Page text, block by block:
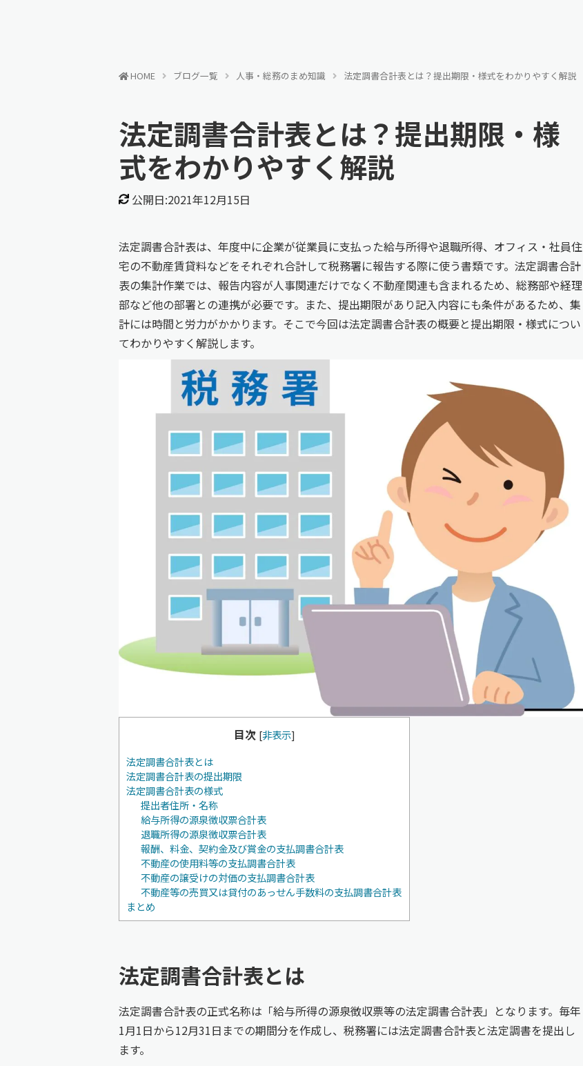
HOME ブログ一覧 人事・総務のまめ知識 法定調書合計表とは？提出期限・様式をわかりやすく解説
法定調書合計表とは？提出期限・様
式をわかりやすく解説
公開日:2021年12月15日
法定調書合計表は、年度中に企業が従業員に支払った給与所得や退職所得、オフィス・社員住
宅の不動産賃貸料などをそれぞれ合計して税務署に報告する際に使う書類です。法定調書合計
表の集計作業では、報告内容が人事関連だけでなく不動産関連も含まれるため、総務部や経理
部など他の部署との連携が必要です。また、提出期限があり記入内容にも条件があるため、集
計には時間と労力がかかります。そこで今回は法定調書合計表の概要と提出期限・様式につい
てわかりやすく解説します。
目次 [非表示]
法定調書合計表とは
法定調書合計表の提出期限
法定調書合計表の様式
提出者住所・名称
給与所得の源泉徴収票合計表
退職所得の源泉徴収票合計表
報酬、料金、契約金及び賞金の支払調書合計表
不動産の使用料等の支払調書合計表
不動産の譲受けの対価の支払調書合計表
不動産等の売買又は貸付のあっせん手数料の支払調書合計表
まとめ
法定調書合計表とは
法定調書合計表の正式名称は「給与所得の源泉徴収票等の法定調書合計表」となります。毎年
1月1日から12月31日までの期間分を作成し、税務署には法定調書合計表と法定調書を提出し
ます。